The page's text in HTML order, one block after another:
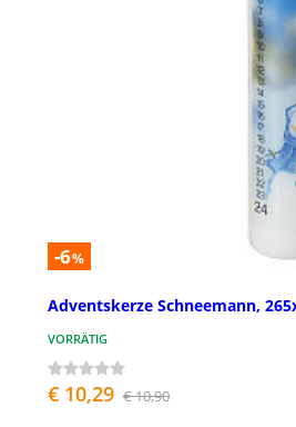
-6%
Adventskerze Schneemann,
VORRÄTIG
€ 10,29 € 10,90